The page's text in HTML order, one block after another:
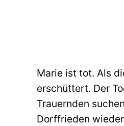
Marie ist tot. Als
erschüttert. Der
Trauernden
Dorffrieden